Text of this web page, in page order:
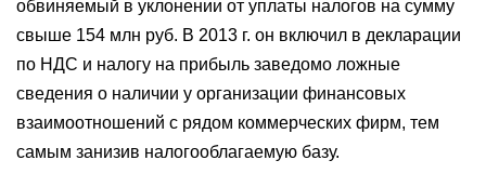
обвиняемый в уклонении от уплаты налогов на сумму
свыше 154 млн руб. В 2013 г. он включил в декларации
по НДС и налогу на прибыль заведомо ложные
сведения о наличии у организации финансовых
взаимоотношений с рядом коммерческих фирм, тем
самым занизив налогооблагаемую базу.